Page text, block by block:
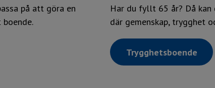
på att göra en
Har du fyllt 65 år? Då
där gemenskap, trygghet
Trygghetsboende